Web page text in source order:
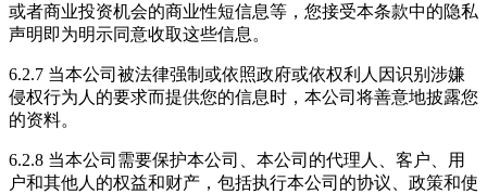
或者商业投资机会的商业性短信息等，您接受本条款中的隐私
声明即为明示同意收取这些信息。
6.2.7 当本公司被法律强制或依照政府或依权利人因识别涉嫌
侵权行为人的要求而提供您的信息时，本公司将善意地披露您
的资料。
6.2.8 当本公司需要保护本公司、本公司的代理人、客户、用
户和其他人的权益和财产，包括执行本公司的协议、政策和使